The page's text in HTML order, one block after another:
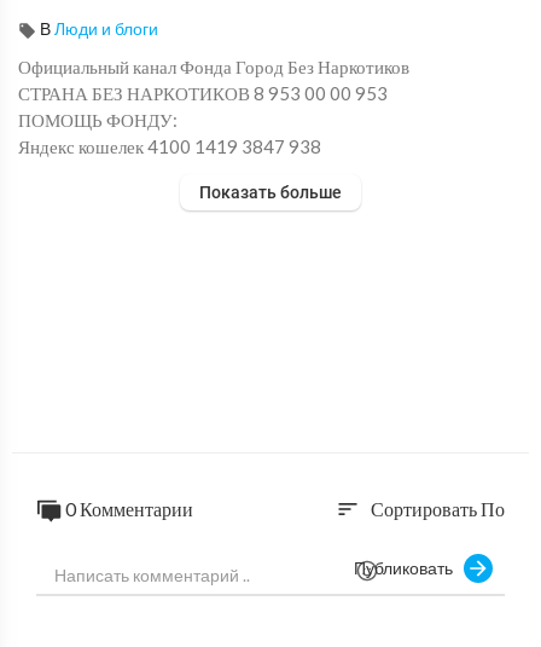
ВЛюди и блоги
Официальный канал Фонда Город Без Наркотиков
СТРАНА БЕЗ НАРКОТИКОВ 8 953 00 00 953
ПОМОЩЬ ФОНДУ:
Яндекс кошелек 4100 1419 3847 938
Показать больше
0 Комментарии sort Сортировать По
Публиковать